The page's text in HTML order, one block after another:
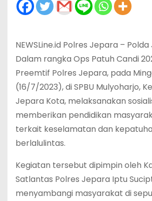
NEWSLine.id Polres Jepara –
Dalam rangka Ops Patuh Candi
Preemtif Polres Jepara, pada
(16/7/2023), di SPBU Mulyoharjo,
Jepara Kota, melaksanakan
memberikan pendidikan
terkait keselamatan dan
berlalulintas.
Kegiatan tersebut dipimpin oleh
Satlantas Polres Jepara Iptu
menyambangi masyarakat di